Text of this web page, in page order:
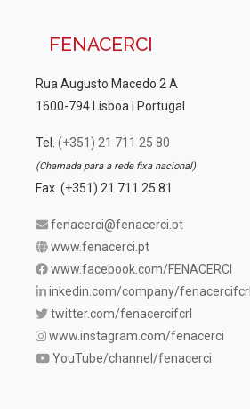
FENACERCI
Rua Augusto Macedo 2 A
1600-794 Lisboa | Portugal
Tel. (+351) 21 711 25 80
(Chamada para a rede fixa nacional)
Fax. (+351) 21 711 25 81
fenacerci@fenacerci.pt
www.fenacerci.pt
www.facebook.com/FENACERCI
inkedin.com/company/fenacercifcrl
twitter.com/fenacercifcrl
www.instagram.com/fenacerci
YouTube/channel/fenacerci